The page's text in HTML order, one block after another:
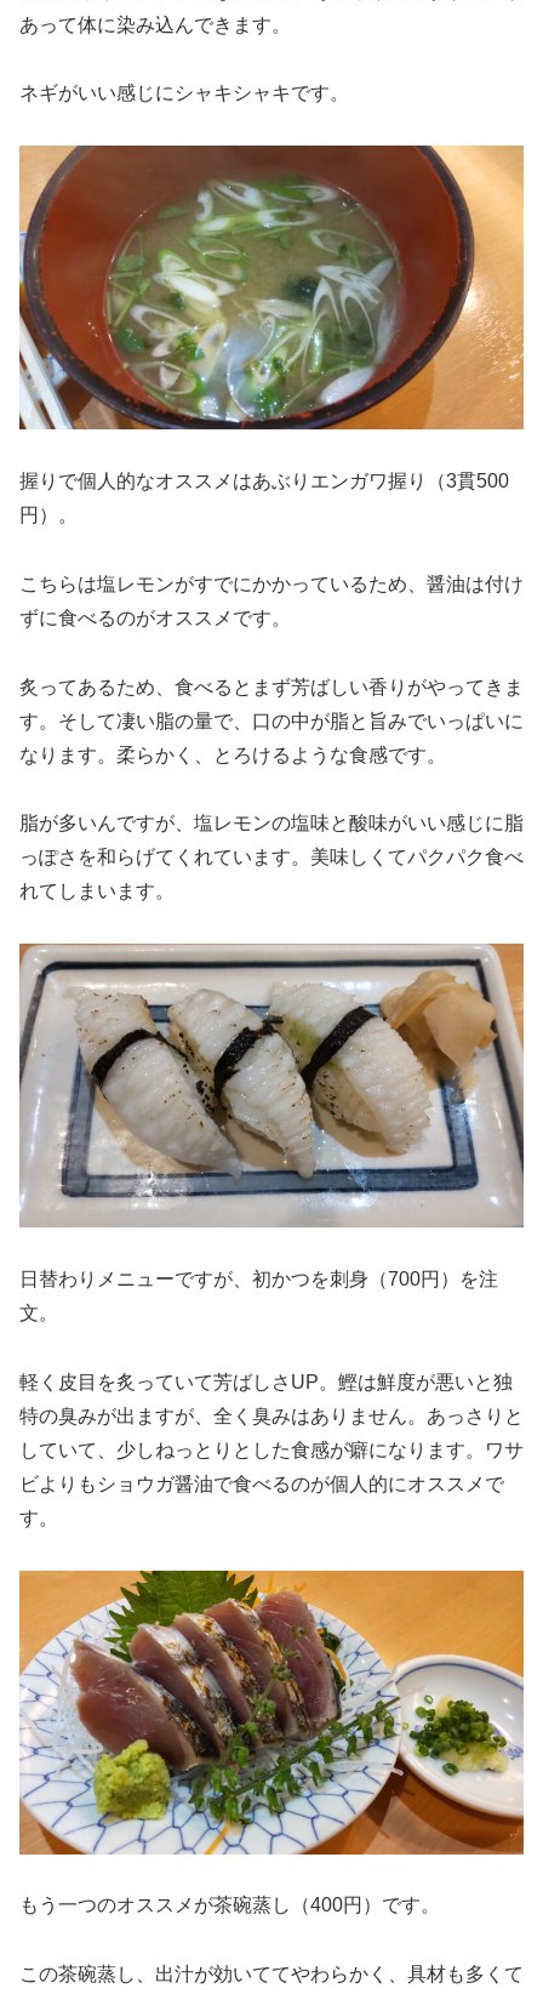
あって体に染み込んできます。
ネギがいい感じにシャキシャキです。
握りで個人的なオススメはあぶりエンガワ握り（3貫500
円）。
こちらは塩レモンがすでにかかっているため、醤油は付け
ずに食べるのがオススメです。
炙ってあるため、食べるとまず芳ばしい香りがやってきま
す。そして凄い脂の量で、口の中が脂と旨みでいっぱいに
なります。柔らかく、とろけるような食感です。
脂が多いんですが、塩レモンの塩味と酸味がいい感じに脂
っぽさを和らげてくれています。美味しくてパクパク食べ
れてしまいます。
日替わりメニューですが、初かつを刺身（700円）を注
文。
軽く皮目を炙っていて芳ばしさUP。鰹は鮮度が悪いと独
特の臭みが出ますが、全く臭みはありません。あっさりと
していて、少しねっとりとした食感が癖になります。ワサ
ビよりもショウガ醤油で食べるのが個人的にオススメで
す。
もう一つのオススメが茶碗蒸し（400円）です。
この茶碗蒸し、出汁が効いててやわらかく、具材も多くて